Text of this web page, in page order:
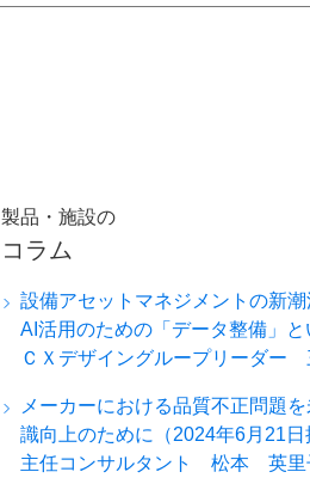
製品・施設の
コラム
設備アセットマネジメントの新
AI活用のための「データ整備」
ＣＸデザイングループリーダ
メーカーにおける品質不正問題
識向上のために（2024年6月21日
主任コンサルタント 松本 英里